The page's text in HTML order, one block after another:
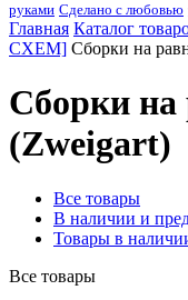
руками Сделано с любовью
Главная Каталог
СХЕМ] Сборки на
Сборки на
(Zweigart)
Все товары
В наличии и
Товары в
Все товары